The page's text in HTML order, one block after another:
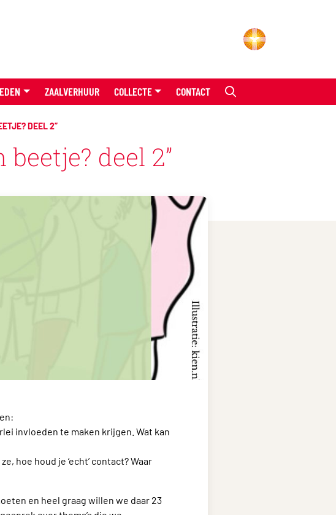
ZAALVERHUUR COLLECTE CONTACT
DEEL 2”
deel 2”
invloeden te maken krijgen. Wat kan
hoe houd je ‘echt’ contact? Waar
en heel graag willen we daar 23